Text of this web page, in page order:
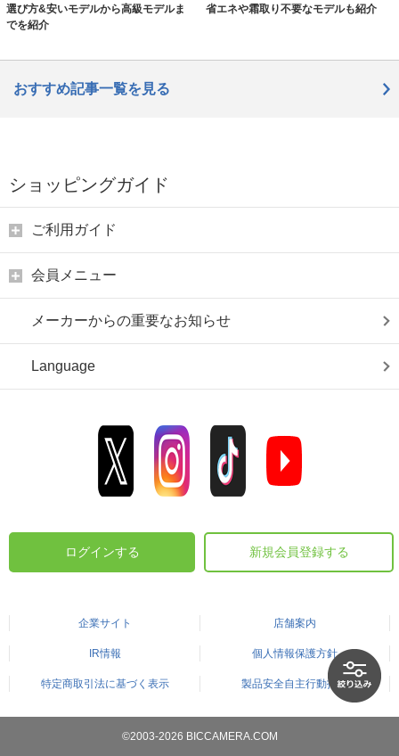
選び方&安いモデルから高級モデルま
でを紹介
省エネや霜取り不要なモデルも紹介
おすすめ記事一覧を見る
ショッピングガイド
ご利用ガイド
会員メニュー
メーカーからの重要なお知らせ
Language
ログインする 新規会員登録する
企業サイト 店舗案内
IR情報 個人情報保護方針
特定商取引法に基づく表示 製品安全自主行動指針
©2003-2026 BICCAMERA.COM